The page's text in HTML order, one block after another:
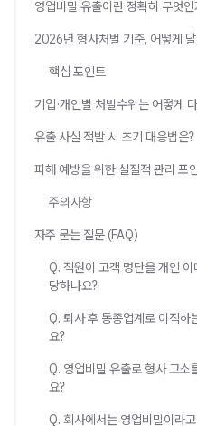
영업비밀 유출이란 정확히 무엇인
2026년 형사처벌 기준, 어떻게
핵심 포인트
기업·개인별 처벌수위는 어떻게
유출 사실 적발 시 초기 대응법은?
피해 예방을 위한 실질적 관리 포
주의사항
자주 묻는 질문 (FAQ)
Q. 직원이 고객 명단을 개인
당하나요?
Q. 퇴사 후 동종업계로 이직하
요?
Q. 영업비밀 유출로 형사 고소
요?
Q. 회사에서는 영업비밀이라